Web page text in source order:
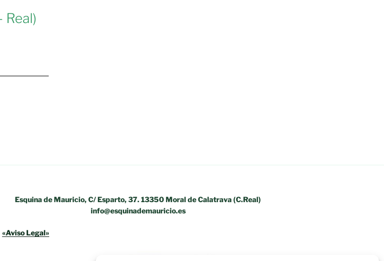
Real)
Esquina de Mauricio, C/ Esparto, 37. 13350 Moral de Calatrava (C.Real)
info@esquinademauricio.es
«Aviso Legal»